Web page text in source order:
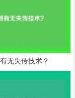
无失传技术？